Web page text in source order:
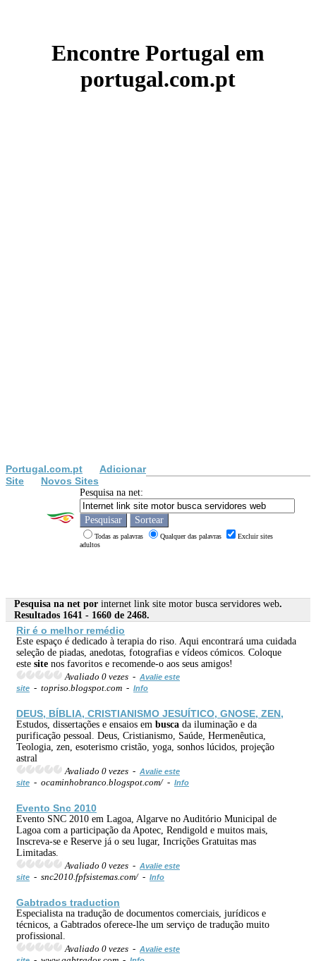
Encontre Portugal em
portugal.com.pt
Portugal.com.pt
Adicionar
Site
Novos Sites
Pesquisa na net:
Todas as palavras Qualquer das palavras
Excluir sites
adultos
Pesquisa na net por internet link site motor busca servidores web.
Resultados 1641 - 1660 de 2468.
Rir é o melhor remédio
Este espaço é dedicado à terapia do riso. Aqui encontrará uma cuidada
seleção de piadas, anedotas, fotografias e vídeos cómicos. Coloque
este site nos favoritos e recomende-o aos seus amigos!
Avaliado 0 vezes - Avalie este
site - topriso.blogspot.com - Info
DEUS, BÍBLIA, CRISTIANISMO JESUÍTICO, GNOSE, ZEN,
Estudos, dissertações e ensaios em busca da iluminação e da
purificação pessoal. Deus, Cristianismo, Saúde, Hermenêutica,
Teologia, zen, esoterismo cristão, yoga, sonhos lúcidos, projeção
astral
Avaliado 0 vezes - Avalie este
site - ocaminhobranco.blogspot.com/ - Info
Evento Snc 2010
Evento SNC 2010 em Lagoa, Algarve no Auditório Municipal de
Lagoa com a participação da Apotec, Rendigold e muitos mais,
Inscreva-se e Reserve já o seu lugar, Incrições Gratuitas mas
Limitadas.
Avaliado 0 vezes - Avalie este
site - snc2010.fpfsistemas.com/ - Info
Gabtrados traduction
Especialista na tradução de documentos comerciais, jurídicos e
técnicos, a Gabtrados oferece-lhe um serviço de tradução muito
profissional.
Avaliado 0 vezes - Avalie este